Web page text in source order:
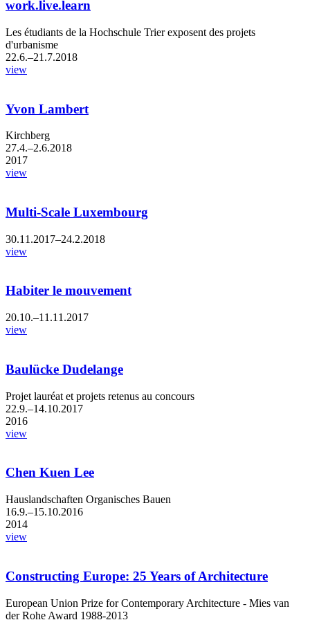
work.live.learn
Les étudiants de la Hochschule Trier exposent des projets
d'urbanisme
22.6.–21.7.2018
view
Yvon Lambert
Kirchberg
27.4.–2.6.2018
2017
view
Multi-Scale Luxembourg
30.11.2017–24.2.2018
view
Habiter le mouvement
20.10.–11.11.2017
view
Baulücke Dudelange
Projet lauréat et projets retenus au concours
22.9.–14.10.2017
2016
view
Chen Kuen Lee
Hauslandschaften Organisches Bauen
16.9.–15.10.2016
2014
view
Constructing Europe: 25 Years of Architecture
European Union Prize for Contemporary Architecture - Mies van
der Rohe Award 1988-2013